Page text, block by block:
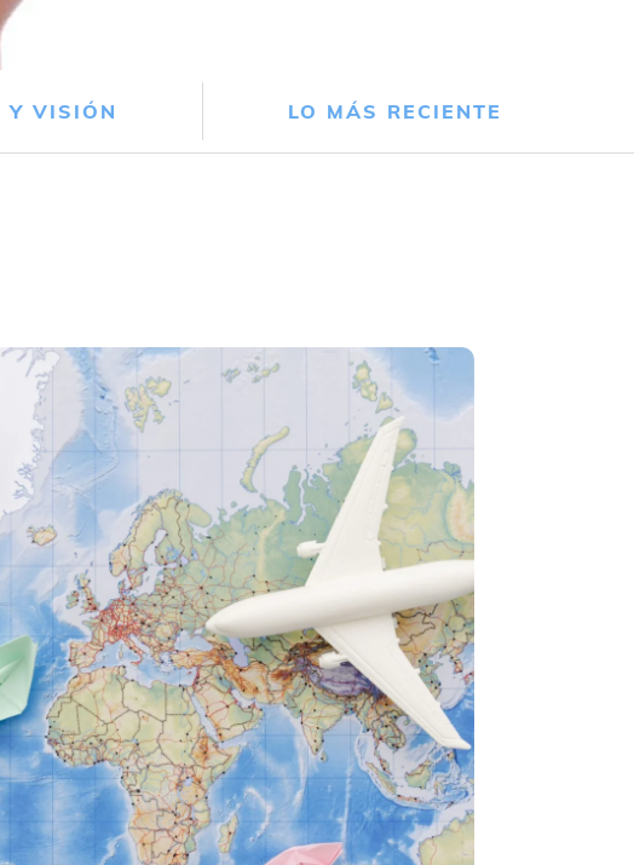
Y VISIÓN LO MÁS RECIENTE